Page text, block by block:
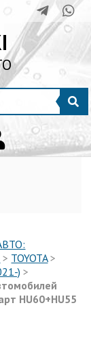
> TOYOTA>
) >
HU60+HU55